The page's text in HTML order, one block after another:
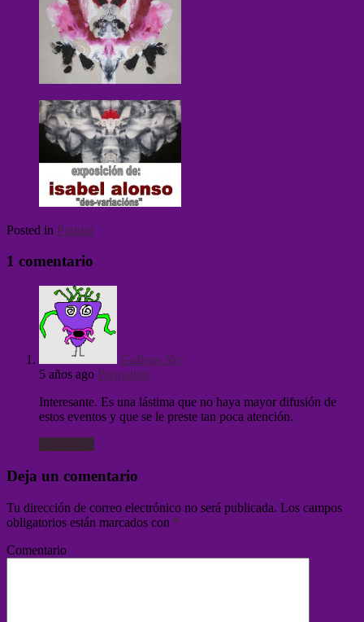
Posted in Pintura
1 comentario
Gallego Rey
5 años ago Permalink
Interesante. Es una lástima que no haya mayor difusión de
estos eventos y que se le preste tan poca atención.
Deja un comentario
Tu dirección de correo electrónico no será publicada. Los campos
obligatorios están marcados con *
Comentario